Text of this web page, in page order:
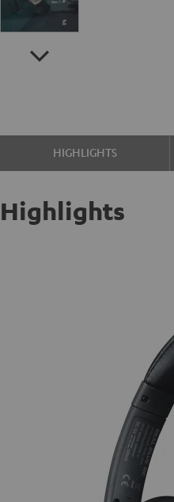
HIGHLIGHTS
Highlights